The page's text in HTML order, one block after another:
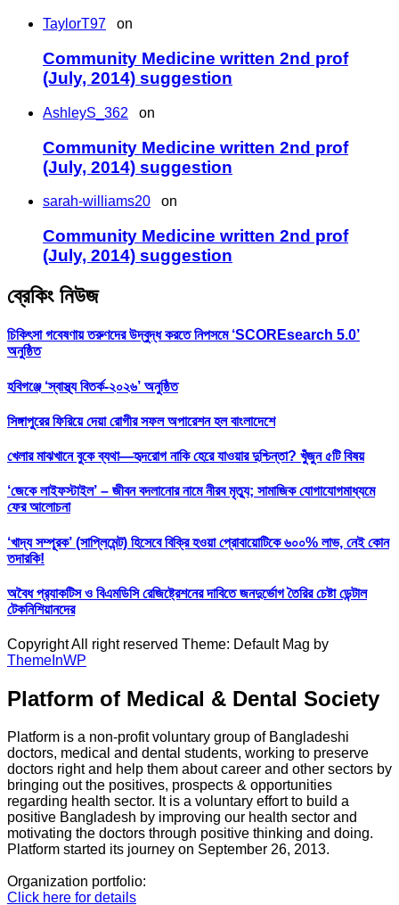
TaylorT97 on
Community Medicine written 2nd prof
(July, 2014) suggestion
AshleyS_362 on
Community Medicine written 2nd prof
(July, 2014) suggestion
sarah-williams20 on
Community Medicine written 2nd prof
(July, 2014) suggestion
ব্রেকিং নিউজ
চিকিৎসা গবেষণায় তরুণদের উদ্বুদ্ধ করতে নিপসমে ‘SCOREsearch 5.0’
অনুষ্ঠিত
হবিগঞ্জে ‘স্বাস্থ্য বিতর্ক-২০২৬’ অনুষ্ঠিত
সিঙ্গাপুরের ফিরিয়ে দেয়া রোগীর সফল অপারেশন হল বাংলাদেশে
খেলার মাঝখানে বুকে ব্যথা—হৃদরোগ নাকি হেরে যাওয়ার দুশ্চিন্তা? খুঁজুন ৫টি বিষয়
‘জেকে লাইফস্টাইল’ – জীবন বদলানোর নামে নীরব মৃত্যু; সামাজিক যোগাযোগমাধ্যমে
ফের আলোচনা
‘খাদ্য সম্পূরক’ (সাপ্লিমেন্ট) হিসেবে বিক্রি হওয়া প্রোবায়োটিকে ৬০০% লাভ, নেই কোন
তদারকি!
অবৈধ প্র‍্যাকটিস ও বিএমডিসি রেজিষ্ট্রেশনের দাবিতে জনদুর্ভোগ তৈরির চেষ্টা ডেন্টাল
টেকনিশিয়ানদের
Copyright All right reserved Theme: Default Mag by
ThemeInWP
Platform of Medical & Dental Society
Platform is a non-profit voluntary group of Bangladeshi
doctors, medical and dental students, working to preserve
doctors right and help them about career and other sectors by
bringing out the positives, prospects & opportunities
regarding health sector. It is a voluntary effort to build a
positive Bangladesh by improving our health sector and
motivating the doctors through positive thinking and doing.
Platform started its journey on September 26, 2013.
Organization portfolio:
Click here for details